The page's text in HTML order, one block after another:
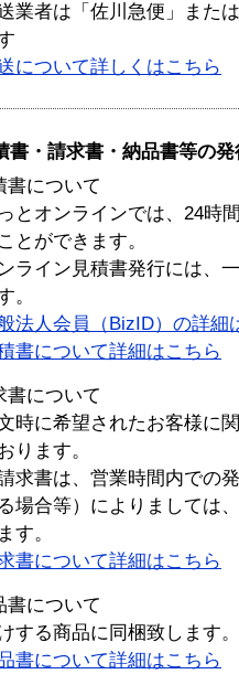
業者は「佐川急便」また
について詳しくはこちら
書・請求書・納品書等の
書について
とオンラインでは、24時
とができます。
ライン見積書発行には、
。
法人会員（BizID）の詳細
書について詳細はこちら
書について
時に希望されたお客様に
ります。
求書は、営業時間内での
場合等）によりましては
す。
書について詳細はこちら
書について
する商品に同梱致します。
書について詳細はこちら